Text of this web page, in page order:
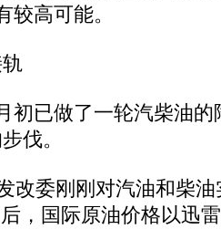
较高可能。
已做了一轮汽柴油的
伐。
委刚刚对汽油和柴油
，国际原油价格以迅